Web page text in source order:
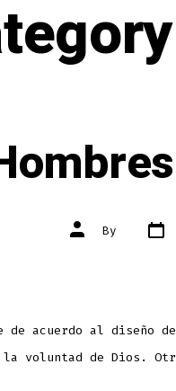
Post
author
By Post
date
de acuerdo al
la voluntad de Dios.